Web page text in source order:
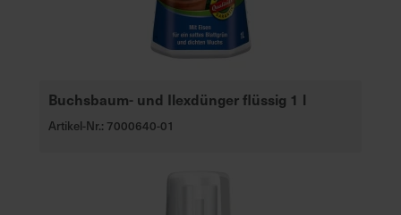
Buchsbaum- und Ilexdünger flüssig 1 l
Artikel-Nr.: 7000640-01